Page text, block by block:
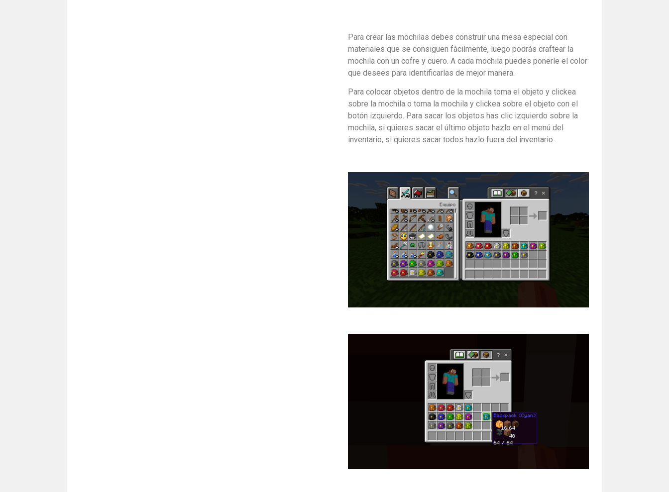
Para crear las mochilas debes construir una mesa especial con
materiales que se consiguen fácilmente, luego podrás craftear la
mochila con un cofre y cuero. A cada mochila puedes ponerle el color
que desees para identificarlas de mejor manera.
Para colocar objetos dentro de la mochila toma el objeto y clickea
sobre la mochila o toma la mochila y clickea sobre el objeto con el
botón izquierdo. Para sacar los objetos has clic izquierdo sobre la
mochila, si quieres sacar el último objeto hazlo en el menú del
inventario, si quieres sacar todos hazlo fuera del inventario.